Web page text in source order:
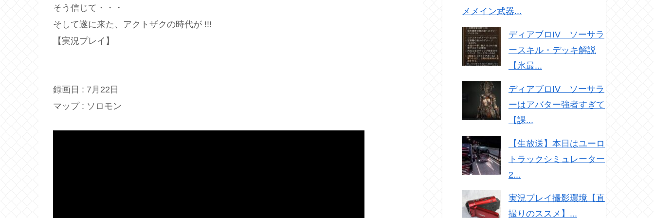
そう信じて・・・
そして遂に来た、アクトザクの時代が !!!
【実況プレイ】
録画日 : 7月22日
マップ : ソロモン
メメイン武器...
ディアブロIV ソーサラ
ースキル・デッキ解説
【氷最...
ディアブロIV ソーサラ
ーはアバター強者すぎて
【課...
【生放送】本日はユーロ
トラックシミュレーター
2...
実況プレイ撮影環境【直
撮りのススメ】...